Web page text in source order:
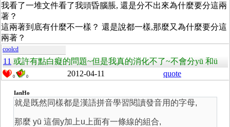
我看了一堆文件看了我頭昏腦脹, 還是分不出來為什麼要分這兩
著？
這兩著到底有什麼不一樣？ 還是說都一樣,那麼又為什麼要分這
兩著？
coolcd
11 或許有點白癡的問題~但是我真的消化不了~不會分yū 和ü
0 0 2012-04-11 quote
IanHo
就是既然同樣都是漢語拼音學習閱讀發音用的字母,
那麼 yū 這個y加上u上面有一條線的組合,